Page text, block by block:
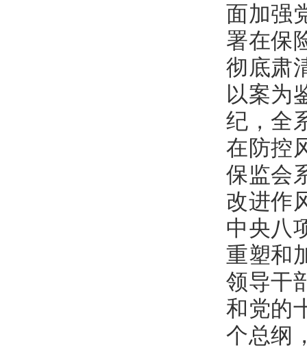
面加强
署在保
彻底肃
以案为
纪，全
在防控
保监会
改进作
中央八
重塑和
领导干
和党的
个总纲